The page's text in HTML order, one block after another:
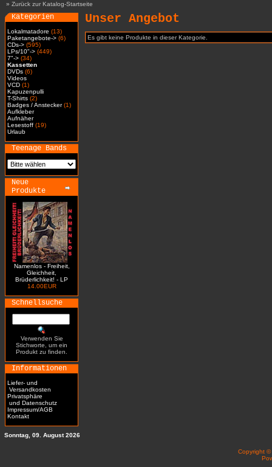
» Zurück zur Katalog-Startseite
Kategorien
Lokalmatadore (13)
Paketangebote-> (6)
CDs-> (595)
LPs/10"-> (449)
7"-> (34)
Kassetten
DVDs (6)
Videos
VCD (1)
Kapuzenpulli
T-Shirts (2)
Badges / Anstecker(1)
Aufkleber
Aufnäher
Lesestoff (19)
Urlaub
Teenage Bands
Neue
Produkte
Namenlos - Freiheit,
Gleichheit,
Brüderlichkeit! - LP
14.00EUR
Schnellsuche
Verwenden Sie
Stichworte, um ein
Produkt zu finden.
Informationen
Liefer- und
Versandkosten
Privatsphäre
und Datenschutz
Impressum/AGB
Kontakt
Unser Angebot
Es gibt keine Produkte in dieser Kategorie.
Sonntag, 09. August 2026
Copyright